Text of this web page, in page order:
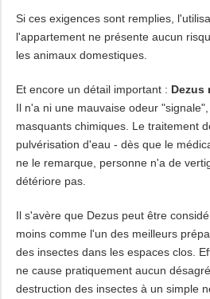
Si ces exigences sont remplies,
l'appartement ne présente aucun
les animaux domestiques.
Et encore un détail important : Dezus
Il n'a ni une mauvaise odeur
masquants chimiques. Le traitement
pulvérisation d'eau - dès que le
ne le remarque, personne n'a de
détériore pas.
Il s'avère que Dezus peut être
moins comme l'un des meilleurs
des insectes dans les espaces clos.
ne cause pratiquement aucun
destruction des insectes à un simple